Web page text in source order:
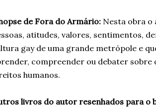
de Fora do Armário: Nesta obra
atitudes, valores, sentimentos,
gay de uma grande metrópole e
compreender ou debater sobre
humanos.
livros do autor resenhados para o